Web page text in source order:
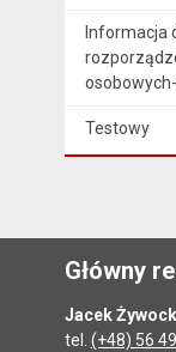
Informacja
osobowych-
Testowy
Główny
Jacek
tel. (+48) 56